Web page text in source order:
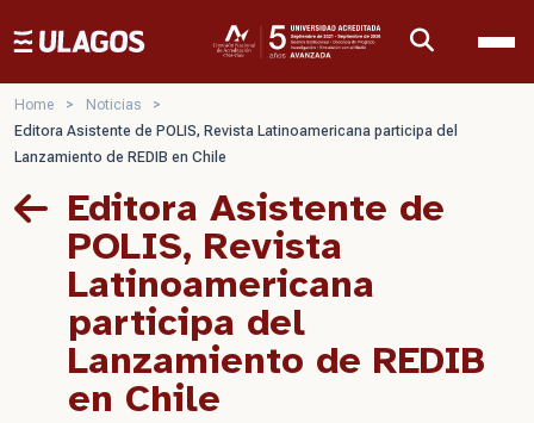
Ulagos Template
Home > Noticias
>
Editora Asistente de POLIS, Revista Latinoamericana participa del
Lanzamiento de REDIB en Chile
Editora Asistente de
POLIS, Revista
Latinoamericana
participa del
Lanzamiento de REDIB
en Chile